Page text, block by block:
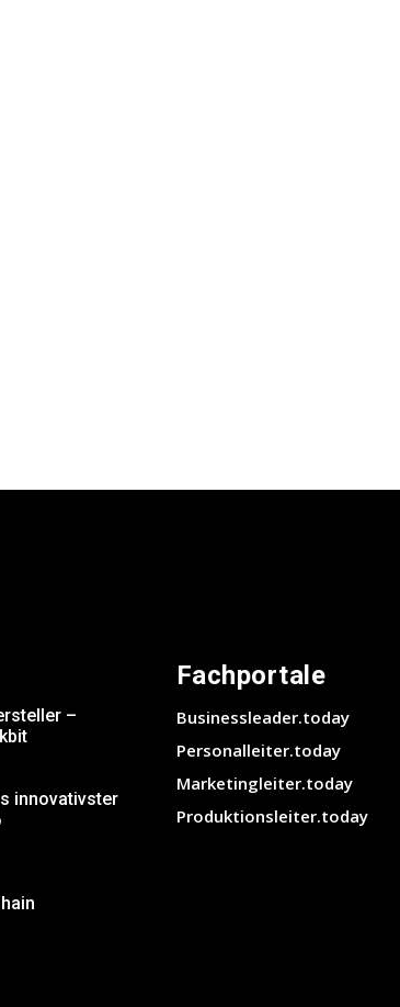
–
innovativster
Fachportale
Businessleader.today
Personalleiter.today
Marketingleiter.today
Produktionsleiter.today